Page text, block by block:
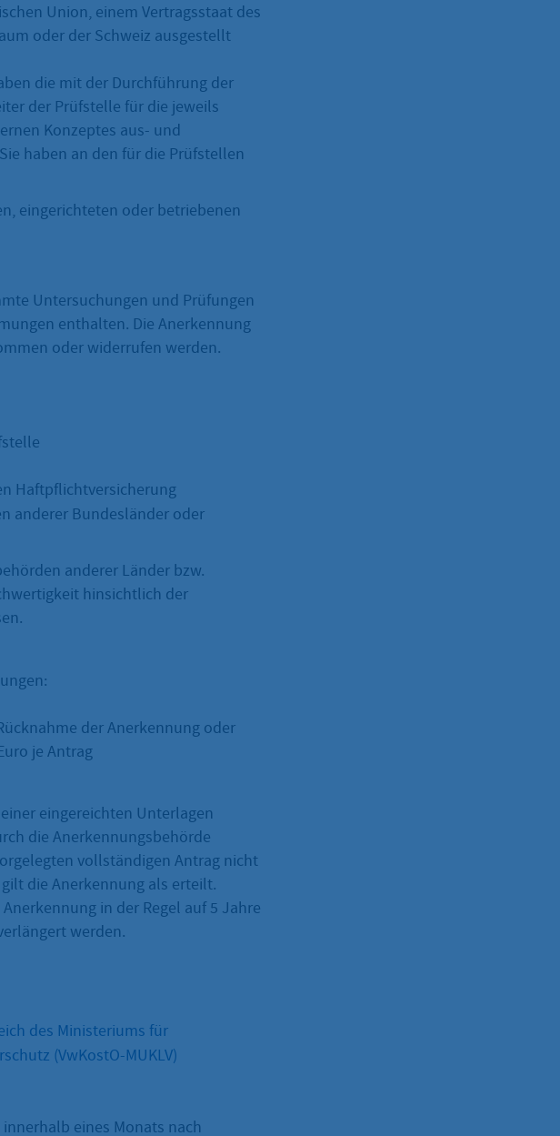
Union, einem Vertragsstaat des
oder der Schweiz ausgestellt
die mit der Durchführung der
der Prüfstelle für die jeweils
Konzeptes aus- und
haben an den für die Prüfstellen
eingerichteten oder betriebenen
Untersuchungen und Prüfungen
enthalten. Die Anerkennung
oder widerrufen werden.
Haftpflichtversicherung
anderer Bundesländer oder
anderer Länder bzw.
hinsichtlich der
der Anerkennung oder
je Antrag
eingereichten Unterlagen
die Anerkennungsbehörde
vollständigen Antrag nicht
die Anerkennung als erteilt.
in der Regel auf 5 Jahre
werden.
des Ministeriums für
(VwKostO-MUKLV)
eines Monats nach